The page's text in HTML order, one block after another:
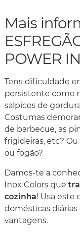
Mais
POWER
Tens dificuldade
persistente como
salpicos de
Costumas
de barbecue, as
frigideiras, etc?
ou fogão?
Damos-te a
Inox Colors que
cozinha! Usa este
domésticas
vantagens.